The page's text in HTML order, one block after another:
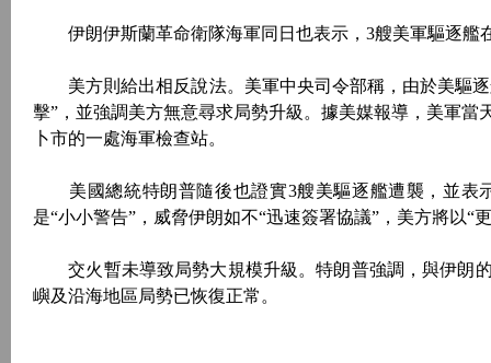
伊朗伊斯蘭革命衛隊海軍同日也表示，3艘美軍驅逐艦
美方則給出相反說法。美軍中央司令部稱，由於美驅逐
擊”，並強調美方無意尋求局勢升級。據美媒報導，美軍
卜市的一處海軍檢查站。
美國總統特朗普隨後也證實3艘美驅逐艦遭襲，並表
是“小小警告”，威脅伊朗如不“迅速簽署協議”，美方將以“
交火暫未導致局勢大規模升級。特朗普強調，與伊朗
嶼及沿海地區局勢已恢復正常。